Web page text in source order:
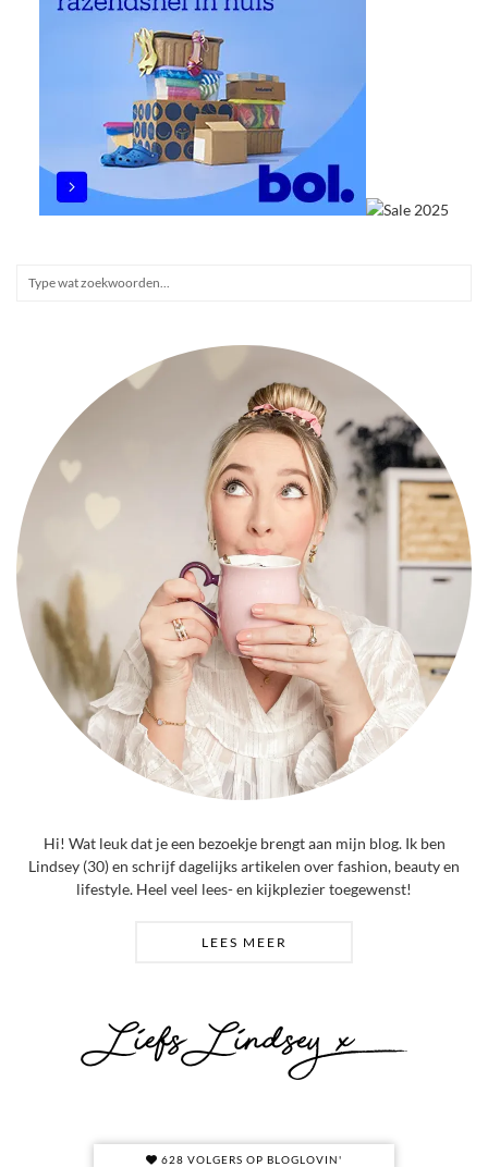
Hi! Wat leuk dat je een bezoekje brengt aan mijn blog. Ik ben
Lindsey (30) en schrijf dagelijks artikelen over fashion, beauty en
lifestyle. Heel veel lees- en kijkplezier toegewenst!
LEES MEER
628 VOLGERS OP BLOGLOVIN'